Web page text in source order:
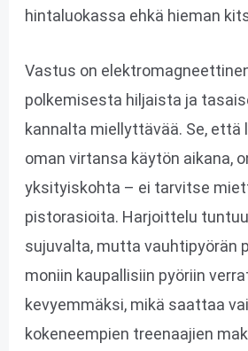
hintaluokassa ehkä hieman
Vastus on
polkemisesta hiljaista ja
kannalta miellyttävää. Se,
oman virtansa käytön aikana,
yksityiskohta – ei tarvitse
pistorasioita. Harjoittelu
sujuvalta, mutta vauhtipyörän
moniin kaupallisiin pyöriin
kevyemmäksi, mikä saattaa
kokeneempien treenaajien